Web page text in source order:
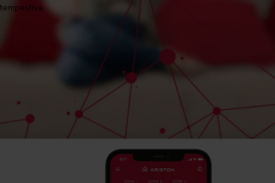
tempestiva.